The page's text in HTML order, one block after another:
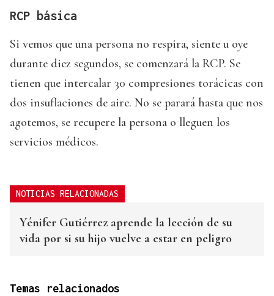
RCP básica
Si vemos que una persona no respira, siente u oye
durante diez segundos, se comenzará la RCP. Se
tienen que intercalar 30 compresiones torácicas con
dos insuflaciones de aire. No se parará hasta que nos
agotemos, se recupere la persona o lleguen los
servicios médicos.
NOTICIAS RELACIONADAS
Yénifer Gutiérrez aprende la lección de su
vida por si su hijo vuelve a estar en peligro
Temas relacionados